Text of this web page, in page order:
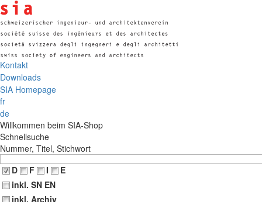
Kontakt
Downloads
SIA Homepage
fr
de
Willkommen beim SIA-Shop
Schnellsuche
Nummer, Titel, Stichwort
D
F I
E
inkl. SN EN
inkl. Archiv